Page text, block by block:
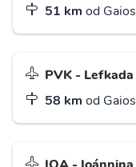
51 km od Gaios
PVK - Lefkada
58 km od Gaios